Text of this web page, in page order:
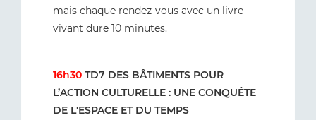
mais chaque rendez-vous avec un livre
vivant dure 10 minutes.
16h30 TD7 DES BÂTIMENTS POUR
L’ACTION CULTURELLE : UNE CONQUÊTE
DE L'ESPACE ET DU TEMPS